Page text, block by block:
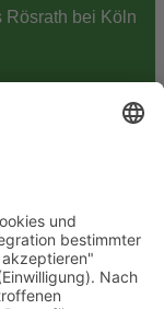
Rösrath bei Köln